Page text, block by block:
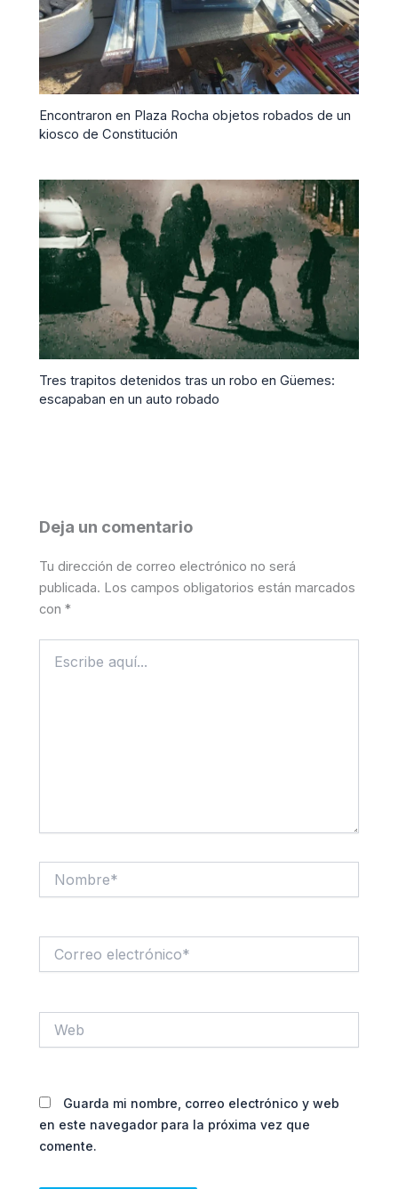
Encontraron en Plaza Rocha objetos robados de un
kiosco de Constitución
Tres trapitos detenidos tras un robo en Güemes:
escapaban en un auto robado
Deja un comentario
Tu dirección de correo electrónico no será
publicada. Los campos obligatorios están marcados
con*
aquí...
electrónico*
Guarda mi nombre, correo electrónico y web
en este navegador para la próxima vez que
comente.